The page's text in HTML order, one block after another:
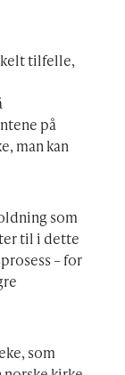
tilfelle,
på
man kan
som
til i dette
– for
som